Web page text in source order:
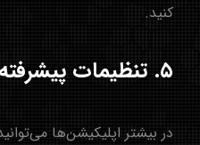
کنید.
۵. تنظیمات پیشرفته برای کیفیت بهتر